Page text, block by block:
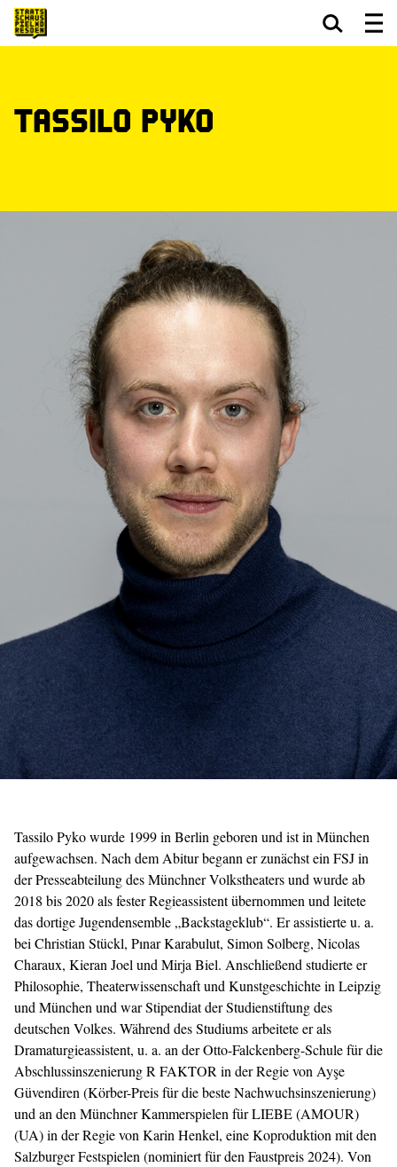
Tassilo Pyko
Tassilo Pyko wurde 1999 in Berlin geboren und ist in München
aufgewachsen. Nach dem Abitur begann er zunächst ein FSJ in
der Presseabteilung des Münchner Volkstheaters und wurde ab
2018 bis 2020 als fester Regieassistent übernommen und leitete
das dortige Jugendensemble „Backstageklub“. Er assistierte u. a.
bei Christian Stückl, Pınar Karabulut, Simon Solberg, Nicolas
Charaux, Kieran Joel und Mirja Biel. Anschließend studierte er
Philosophie, Theaterwissenschaft und Kunstgeschichte in Leipzig
und München und war Stipendiat der Studienstiftung des
deutschen Volkes. Während des Studiums arbeitete er als
Dramaturgieassistent, u. a. an der Otto-Falckenberg-Schule für die
Abschlussinszenierung R FAKTOR in der Regie von Ayşe
Güvendiren (Körber-Preis für die beste Nachwuchsinszenierung)
und an den Münchner Kammerspielen für LIEBE (AMOUR)
(UA) in der Regie von Karin Henkel, eine Koproduktion mit den
Salzburger Festspielen (nominiert für den Faustpreis 2024). Von